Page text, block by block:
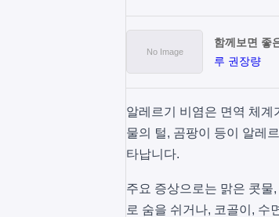
함께보면 좋
루 권장량
알레르기 비염은 면역 체
물의 털, 곰팡이 등이 알레
타납니다.
주요 증상으로는 맑은 콧물
로 숨을 쉬거나, 코골이, 수